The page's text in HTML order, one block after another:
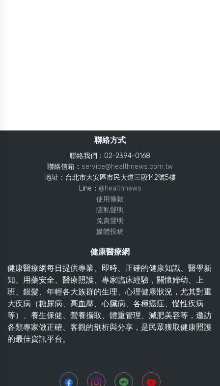
聯絡方式
聯絡我們：02-2394-0168
聯絡信箱： service@healthnews.com.tw
地址：台北市大安區市民大道三段142號5樓
Line： @healthnews
使用條款
隱私聲明
免責聲明
媒體投稿
健康醫療網
健康醫療網每日提供專業、即時、正確的健康知識、醫學新
知、用藥安全、醫療照護、專家臨床經驗，關懷婦幼、上
班、銀髮、年輕各大族群的生理、心理健康狀況，尤其對重
大疾病（糖尿病、高血壓、心臟病、各種癌症、慢性疾病
等）、養生保健、營養攝取、體重管理、減肥美容等，邀訪
各類專家做正確、客觀的剖析與分享，是民眾獲取健康照護
的最佳資訊平台。